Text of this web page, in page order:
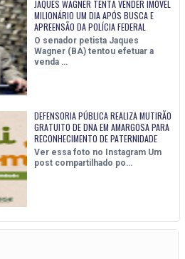
JAQUES WAGNER TENTA VENDER IMÓVEL
MILIONÁRIO UM DIA APÓS BUSCA E
APREENSÃO DA POLÍCIA FEDERAL
O senador petista Jaques
Wagner (BA) tentou efetuar a
venda …
DEFENSORIA PÚBLICA REALIZA MUTIRÃO
GRATUITO DE DNA EM AMARGOSA PARA
RECONHECIMENTO DE PATERNIDADE
Ver essa foto no Instagram Um
post compartilhado po…